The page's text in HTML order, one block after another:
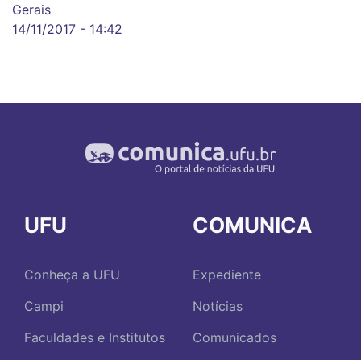
Gerais
14/11/2017 - 14:42
UFU
Conheça a UFU
Campi
Faculdades e Institutos
COMUNICA
Expediente
Notícias
Comunicados